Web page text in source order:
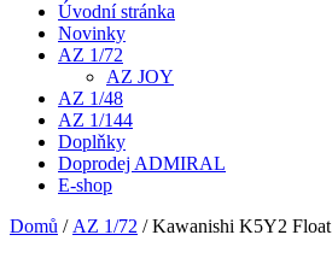
Úvodní stránka
Novinky
AZ 1/72
AZ JOY
AZ 1/48
AZ 1/144
Doplňky
Doprodej ADMIRAL
E-shop
Domů / AZ 1/72 / Kawanishi K5Y2 Float